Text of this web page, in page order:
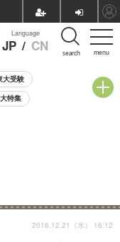
menu
Language
JP / CN search
大受験
特集
2016.12.21（水） 16:12